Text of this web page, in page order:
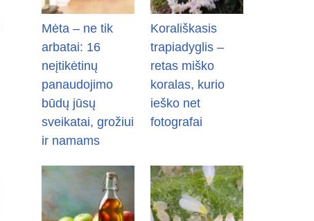
Mėta – ne tik
arbatai: 16
neįtikėtinų
panaudojimo
būdų jūsų
sveikatai, grožiui
ir namams
Korališkasis
trapiadyglis –
retas miško
koralas, kurio
ieško net
fotografai